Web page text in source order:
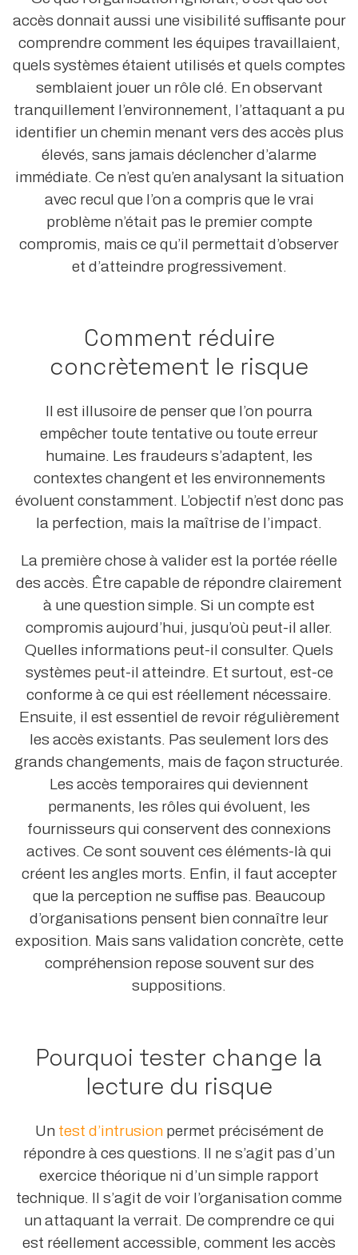
accès donnait aussi une visibilité suffisante pour
comprendre comment les équipes travaillaient,
quels systèmes étaient utilisés et quels comptes
semblaient jouer un rôle clé. En observant
tranquillement l’environnement, l’attaquant a pu
identifier un chemin menant vers des accès plus
élevés, sans jamais déclencher d’alarme
immédiate. Ce n’est qu’en analysant la situation
avec recul que l’on a compris que le vrai
problème n’était pas le premier compte
compromis, mais ce qu’il permettait d’observer
et d’atteindre progressivement.
Comment réduire
concrètement le risque
Il est illusoire de penser que l’on pourra
empêcher toute tentative ou toute erreur
humaine. Les fraudeurs s’adaptent, les
contextes changent et les environnements
évoluent constamment. L’objectif n’est donc pas
la perfection, mais la maîtrise de l’impact.
La première chose à valider est la portée réelle
des accès. Être capable de répondre clairement
à une question simple. Si un compte est
compromis aujourd’hui, jusqu’où peut-il aller.
Quelles informations peut-il consulter. Quels
systèmes peut-il atteindre. Et surtout, est-ce
conforme à ce qui est réellement nécessaire.
Ensuite, il est essentiel de revoir régulièrement
les accès existants. Pas seulement lors des
grands changements, mais de façon structurée.
Les accès temporaires qui deviennent
permanents, les rôles qui évoluent, les
fournisseurs qui conservent des connexions
actives. Ce sont souvent ces éléments-là qui
créent les angles morts. Enfin, il faut accepter
que la perception ne suffise pas. Beaucoup
d’organisations pensent bien connaître leur
exposition. Mais sans validation concrète, cette
compréhension repose souvent sur des
suppositions.
Pourquoi tester change la
lecture du risque
Un test d’intrusionpermet précisément de
répondre à ces questions. Il ne s’agit pas d’un
exercice théorique ni d’un simple rapport
technique. Il s’agit de voir l’organisation comme
un attaquant la verrait. De comprendre ce qui
est réellement accessible, comment les accès